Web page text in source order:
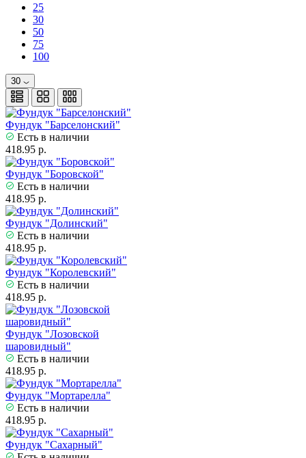
25
30
50
75
100
30
Фундук "Барселонский"
Есть в наличии
418.95 р.
Фундук "Боровской"
Есть в наличии
418.95 р.
Фундук "Долинский"
Есть в наличии
418.95 р.
Фундук "Королевский"
Есть в наличии
418.95 р.
Фундук "Лозовской
шаровидный"
Есть в наличии
418.95 р.
Фундук "Мортарелла"
Есть в наличии
418.95 р.
Фундук "Сахарный"